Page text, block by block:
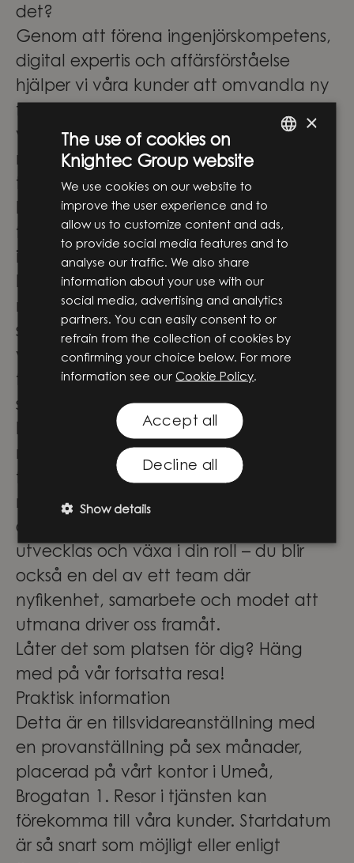
det?
Genom att förena ingenjörskompetens,
digital expertis och affärsförståelse
hjälper vi våra kunder att omvandla ny
teknik till verkliga lösningar som skapar
värde. Vi arbetar i skärningspunkten
mellan affärsstrategi och
teknikutveckling och stöttar våra
kunder genom hela resan – från de
första idéerna till utveckling,
implementering och vidare utveckling.
På Knightec Group samlas människor
med olika perspektiv, erfarenheter och
specialistområden. Tillsammans skapar
vi innovation som gör verklig skillnad –
för företag, människor och samhället i
stort.
För våra medarbetare innebär det stora
möjligheter att vara med och forma
framtidens lösningar genom
meningsfulla projekt i teknikens
absoluta framkant. Här får du inte bara
utvecklas och växa i din roll – du blir
också en del av ett team där
nyfikenhet, samarbete och modet att
utmana driver oss framåt.
Låter det som platsen för dig? Häng
med på vår fortsatta resa!
Praktisk information
Detta är en tillsvidareanställning med
en provanställning på sex månader,
placerad på vårt kontor i Umeå,
Brogatan 1. Resor i tjänsten kan
förekomma till våra kunder. Startdatum
är så snart som möjligt eller enligt
×
The use of cookies on
Knightec Group website
We use cookies on our website to
improve the user experience and to
allow us to customize content and ads,
to provide social media features and to
analyse our traffic. We also share
information about your use with our
social media, advertising and analytics
partners. You can easily consent to or
refrain from the collection of cookies by
confirming your choice below. For more
information see our Cookie Policy.
Accept all
Decline all
Show details